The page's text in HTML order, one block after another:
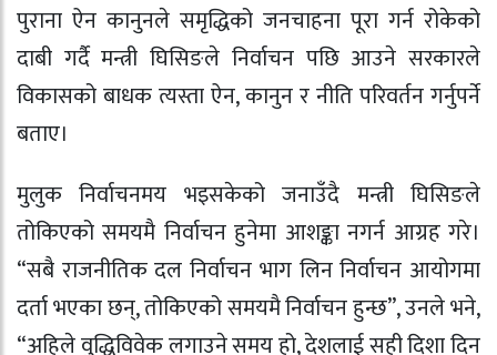
पुराना ऐन कानुनले समृद्धिको जनचाहना पूरा गर्न रोकेको
दाबी गर्दै मन्त्री घिसिङले निर्वाचन पछि आउने सरकारले
विकासको बाधक त्यस्ता ऐन, कानुन र नीति परिवर्तन गर्नुपर्ने
बताए।
मुलुक निर्वाचनमय भइसकेको जनाउँदै मन्त्री घिसिङले
तोकिएको समयमै निर्वाचन हुनेमा आशङ्का नगर्न आग्रह गरे।
“सबै राजनीतिक दल निर्वाचन भाग लिन निर्वाचन आयोगमा
दर्ता भएका छन्, तोकिएको समयमै निर्वाचन हुन्छ”, उनले भने,
“अहिले वुद्धिविवेक लगाउने समय हो, देशलाई सही दिशा दिन